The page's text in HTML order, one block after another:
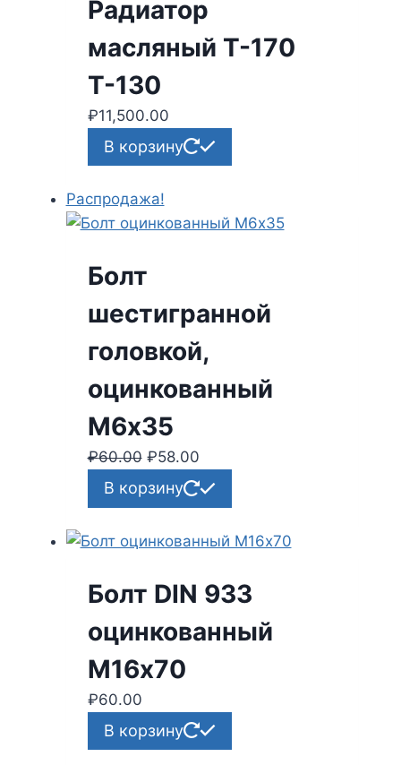
Радиатор
масляный Т-170
Т-130
₽11,500.00
В корзину
Распродажа!
Болт
шестигранной
головкой,
оцинкованный
М6х35
₽60.00 Первоначальная
цена
составляла
₽58.00
цена:
₽58.00.
В корзину
Болт DIN 933
оцинкованный
М16х70
₽60.00
В корзину